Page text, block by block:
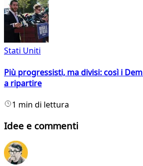
Stati Uniti
Più progressisti, ma divisi: così i
a ripartire
1 min di lettura
Idee e commenti